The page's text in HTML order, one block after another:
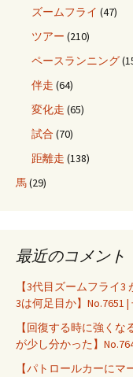
ズームフライ (47)
ツアー (210)
ペースランニング
伴走 (64)
変化走 (65)
試合 (70)
距離走 (138)
馬(29)
最近のコメント
【3代目ズームフライ
3は何足目か】
【回復する時に強くな
が少し分かった】
【パトロールカーに